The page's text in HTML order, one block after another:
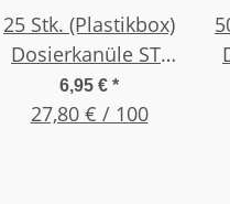
25 Stk. (Plastikbox)
Dosierkanüle ST-
Straight, Gr. 14G
1,5" (38,1mm) Oliv
6,95 € *
27,80 € / 100